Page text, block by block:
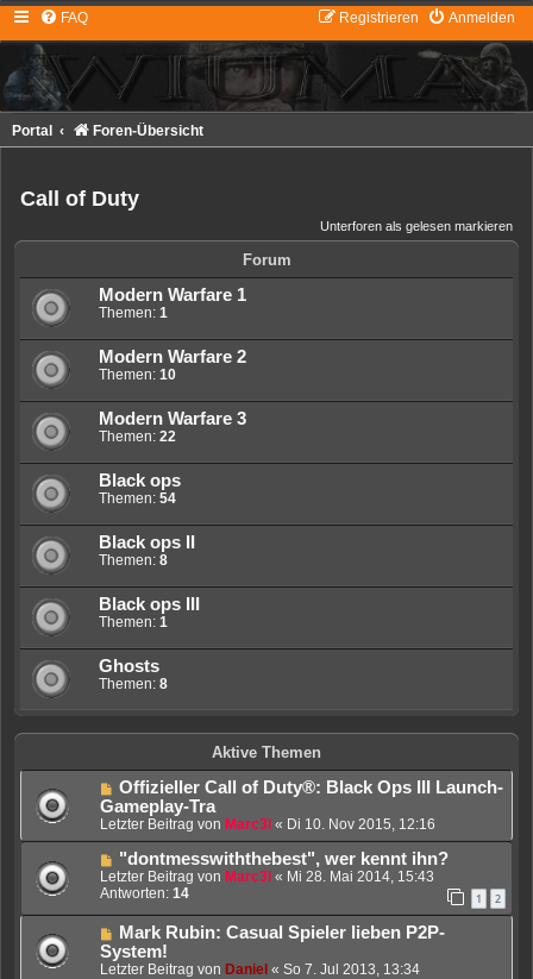
FAQ Anmelden
Registrieren
Portal Foren-Übersicht
Call of Duty
Unterforen als gelesen markieren
Forum
Modern Warfare 1
Themen: 1
Modern Warfare 2
Themen: 10
Modern Warfare 3
Themen: 22
Black ops
Themen: 54
Black ops II
Themen: 8
Black ops III
Themen: 1
Ghosts
Themen: 8
Aktive Themen
Offizieller Call of Duty®: Black Ops III Launch-
Gameplay-Tra
Letzter Beitrag von Marc3l « Di 10. Nov 2015, 12:16
"dontmesswiththebest", wer kennt ihn?
Letzter Beitrag von Marc3l « Mi 28. Mai 2014, 15:43
Antworten: 14 1 2
Mark Rubin: Casual Spieler lieben P2P-
System!
Letzter Beitrag von Daniel « So 7. Jul 2013, 13:34